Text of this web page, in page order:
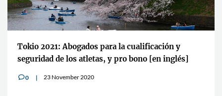
Tokio 2021: Abogados para la cualificación y
seguridad de los atletas, y pro bono [en inglés]
v0 23 November 2020